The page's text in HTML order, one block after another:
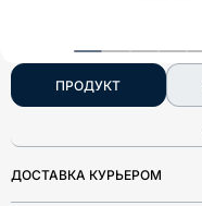
ПРОДУКТ
ДОСТАВКА КУРЬЕРОМ